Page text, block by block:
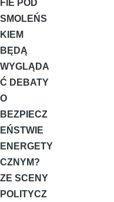
FIE POD
SMOLEŃS
KIEM
BĘDĄ
WYGLĄDA
Ć DEBATY
O
BEZPIECZ
EŃSTWIE
ENERGETY
CZNYM?
ZE SCENY
POLITYCZ